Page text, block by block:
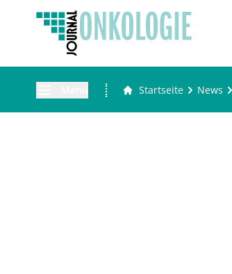
Startseite News